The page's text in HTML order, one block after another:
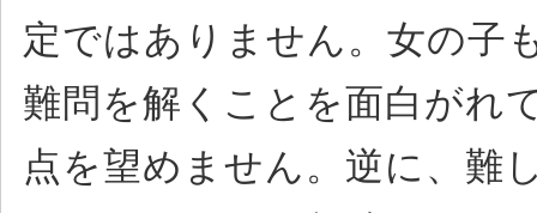
定ではありません。女の子
難問を解くことを面白がれ
点を望めません。逆に、難